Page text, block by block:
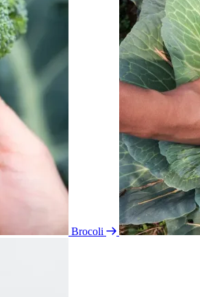
Brocoli